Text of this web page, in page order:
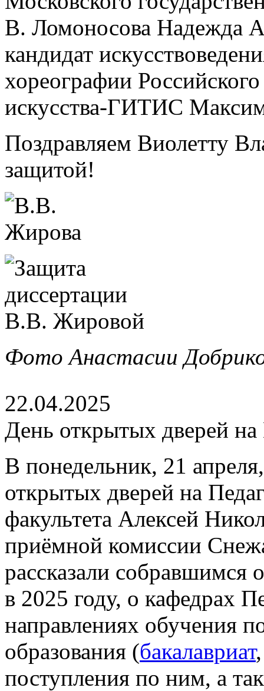
В. Ломоносова Надежда
кандидат
хореографии
искусства-ГИТИС
Поздравляем Виолетту
защитой!
Фото Анастасии
22.04.2025
День открытых дверей на
В понедельник, 21
открытых дверей на
факультета Алексей
приёмной комиссии
рассказали
в 2025 году, о кафедрах
направлениях обучения
образования (бакалавриат
поступления по ним, а